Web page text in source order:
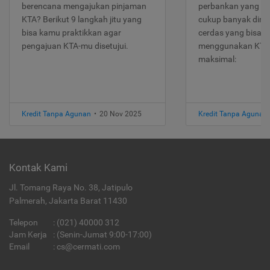
berencana mengajukan pinjaman
KTA? Berikut 9 langkah jitu yang
bisa kamu praktikkan agar
pengajuan KTA-mu disetujui.
Kredit Tanpa Agunan • 20 Nov 2025
perbankan yang
cukup banyak
cerdas yang bisa
menggunakan
maksimal:
Kredit Tanpa Agunan
Kontak Kami
Jl. Tomang Raya No. 38, Jatipulo
Palmerah, Jakarta Barat 11430
Telepon : (021) 40000 312
Jam Kerja
: (Senin-Jumat 9:00-17:00)
Email
: cs@cermati.com